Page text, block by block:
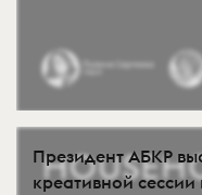
Президент АБКР
креативной